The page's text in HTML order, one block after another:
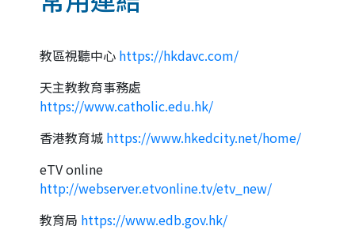
教區視聽中心 https://hkdavc.com/
天主教教育事務處
https://www.catholic.edu.hk/
香港教育城 https://www.hkedcity.net/home/
eTV online
http://webserver.etvonline.tv/etv_new/
教育局 https://www.edb.gov.hk/